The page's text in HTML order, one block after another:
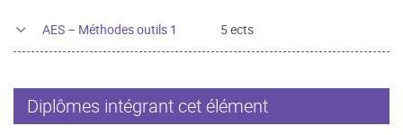
AES – Méthodes outils 1 5 ects
Diplômes intégrant cet élément